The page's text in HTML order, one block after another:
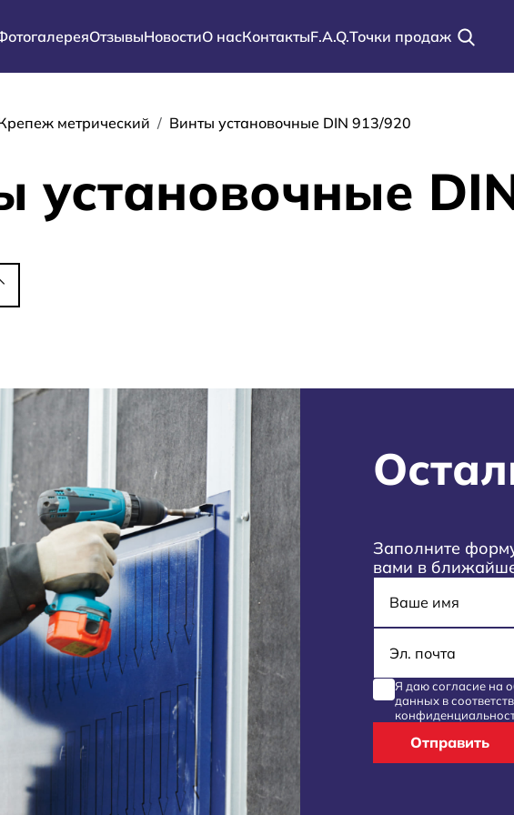
ОтзывыНовостиО насКонтактыF.A.Q.Точки продаж
метрический Винты установочные DIN 913/920
установочные
Заполните
вами в
Я даю согласие на
данных в
Отправить